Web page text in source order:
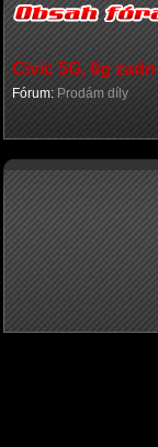
Civic 5G, 6g
Fórum: Prodám díly